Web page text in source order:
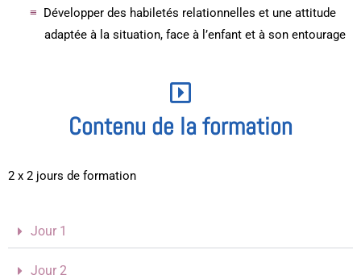
Développer des habiletés relationnelles et une attitude
adaptée à la situation, face à l’enfant et à son entourage
Contenu de la formation
2 x 2 jours de formation
Jour 1
Jour 2